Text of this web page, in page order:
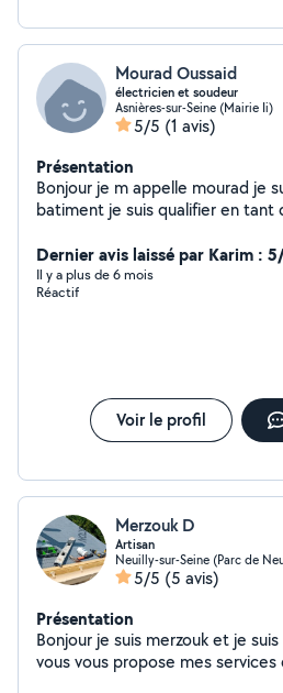
Mourad Oussaid
électricien et soudeur
Asnières-sur-Seine (Mairie Ii)
5/5 (1 avis)
Présentation
Bonjour je m appelle mourad je
batiment je suis qualifier en
Dernier avis laissé par Karim :
Il y a plus de 6 mois
Réactif
Voir le profil
Merzouk D
Artisan
Neuilly-sur-Seine (Parc de
5/5 (5 avis)
Présentation
Bonjour je suis merzouk et je
vous vous propose mes